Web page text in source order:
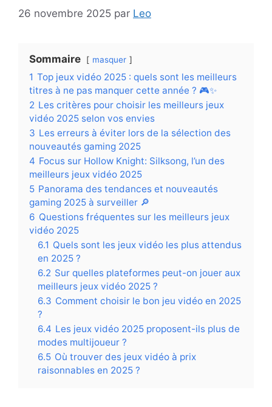
26 novembre 2025 par Leo
Sommaire masquer
1 Top jeux vidéo 2025 : quels sont les meilleurs
titres à ne pas manquer cette année ? 🎮✨
2 Les critères pour choisir les meilleurs jeux
vidéo 2025 selon vos envies
3 Les erreurs à éviter lors de la sélection des
nouveautés gaming 2025
4 Focus sur Hollow Knight: Silksong, l’un des
meilleurs jeux vidéo 2025
5 Panorama des tendances et nouveautés
gaming 2025 à surveiller 🔎
6 Questions fréquentes sur les meilleurs jeux
vidéo 2025
6.1 Quels sont les jeux vidéo les plus attendus
en 2025 ?
6.2 Sur quelles plateformes peut-on jouer aux
meilleurs jeux vidéo 2025 ?
6.3 Comment choisir le bon jeu vidéo en 2025
?
6.4 Les jeux vidéo 2025 proposent-ils plus de
modes multijoueur ?
6.5 Où trouver des jeux vidéo à prix
raisonnables en 2025 ?